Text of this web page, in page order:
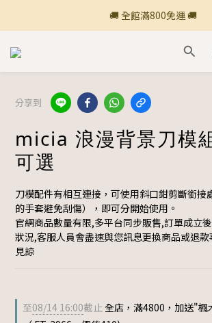
🚚 全館滿800免運 🚚
🚚 全館滿800免運 🚚
🍎 點三條橫線登入會員享購物點
🚚 全館滿800免運 🚚
分享到
micia 浪漫背景刀模
可選
刀模配件有相互連接，可使用斜口鉗剪斷銜接
的手套避免刮傷），即可分開始使用。
官網商品數量有限,多平台同步販售,訂單成立
狀況,客服人員會盡速與您訊息更換商品或退
見諒
至08/14 16:00截止全店，滿4800，加送"楓